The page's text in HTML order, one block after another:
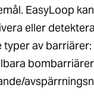
EasyLoop kan
eller
av barriärer:
bombarriärer